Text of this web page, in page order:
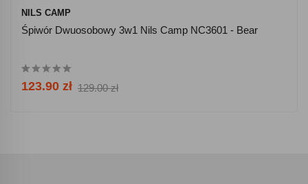
NILS CAMP
Śpiwór Dwuosobowy 3w1 Nils Camp NC3601 - Bear
123.90 zł 129.00 zł